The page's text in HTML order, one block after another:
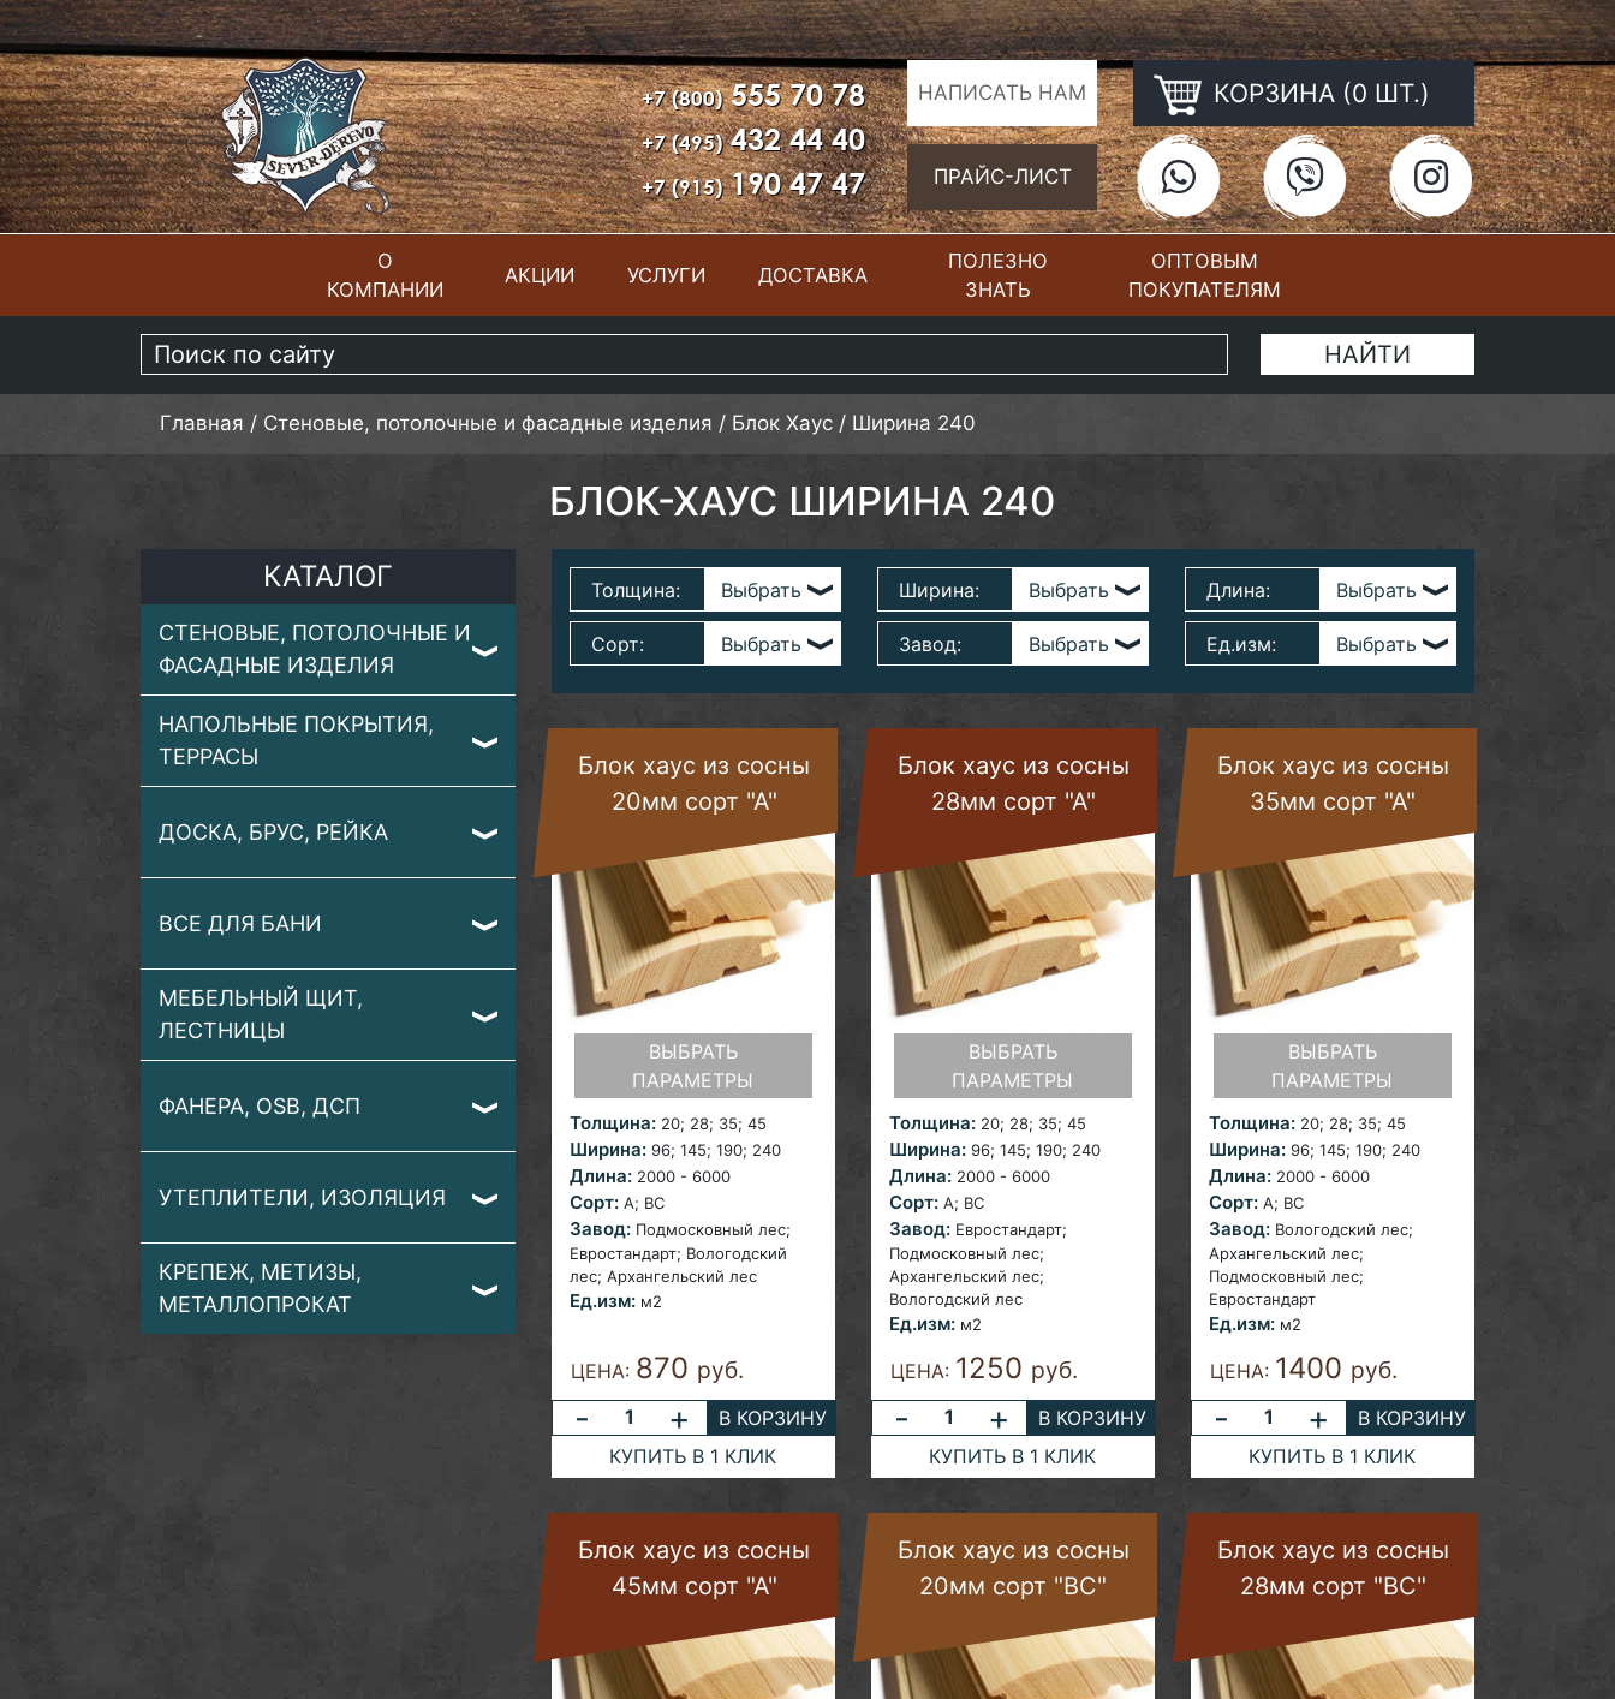
+7 (800)555 70 78
+7 (495)432 44 40
+7 (915)190 47 47
НАПИСАТЬ НАМ
ПРАЙС-ЛИСТ
КОРЗИНА (0 ШТ.)
ГЛАВНАЯ
О
КОМПАНИИ
АКЦИИ УСЛУГИ ДОСТАВКА
ПОЛЕЗНО
ЗНАТЬ
ОПТОВЫМ
ПОКУПАТЕЛЯМ
КОНТАКТЫ
Главная / Стеновые, потолочные и фасадные изделия / Блок Хаус / Ширина 240
БЛОК-ХАУС ШИРИНА 240
КАТАЛОГ
СТЕНОВЫЕ, ПОТОЛОЧНЫЕ И
ФАСАДНЫЕ ИЗДЕЛИЯ
НАПОЛЬНЫЕ ПОКРЫТИЯ,
ТЕРРАСЫ
ДОСКА, БРУС, РЕЙКА
ВСЕ ДЛЯ БАНИ
МЕБЕЛЬНЫЙ ЩИТ,
ЛЕСТНИЦЫ
ФАНЕРА, OSB, ДСП
УТЕПЛИТЕЛИ, ИЗОЛЯЦИЯ
КРЕПЕЖ, МЕТИЗЫ,
МЕТАЛЛОПРОКАТ
Толщина: Ширина: Длина:
Сорт: Завод: Ед.изм:
Блок хаус из сосны
20мм сорт "А"
ВЫБРАТЬ
ПАРАМЕТРЫ
Толщина: 20; 28; 35; 45
Ширина: 96; 145; 190; 240
Длина: 2000 - 6000
Сорт: A; ВС
Завод: Подмосковный лес;
Евростандарт; Вологодский
лес; Архангельский лес
Ед.изм: м2
ЦЕНА: 870 руб.
- +
В КОРЗИНУ
КУПИТЬ В 1 КЛИК
Блок хаус из сосны
28мм сорт "А"
ВЫБРАТЬ
ПАРАМЕТРЫ
Толщина:20; 28; 35; 45
Ширина:96; 145; 190; 240
Длина: 2000 - 6000
Сорт: A; ВС
Завод:Евростандарт;
Подмосковный лес;
Архангельский лес;
Вологодский лес
Ед.изм: м2
ЦЕНА: 1250 руб.
- +
В КОРЗИНУ
КУПИТЬ В 1 КЛИК
Блок хаус из сосны
35мм сорт "А"
ВЫБРАТЬ
ПАРАМЕТРЫ
Толщина:20; 28; 35; 45
Ширина:96; 145; 190; 240
Длина: 2000 - 6000
Сорт: A; ВС
Завод: Вологодский лес;
Архангельский лес;
Подмосковный лес;
Евростандарт
Ед.изм: м2
ЦЕНА: 1400 руб.
- +
В КОРЗИНУ
КУПИТЬ В 1 КЛИК
Блок хаус из сосны
45мм сорт "А"
Блок хаус из сосны
20мм сорт "BC"
Блок хаус из сосны
28мм сорт "BC"